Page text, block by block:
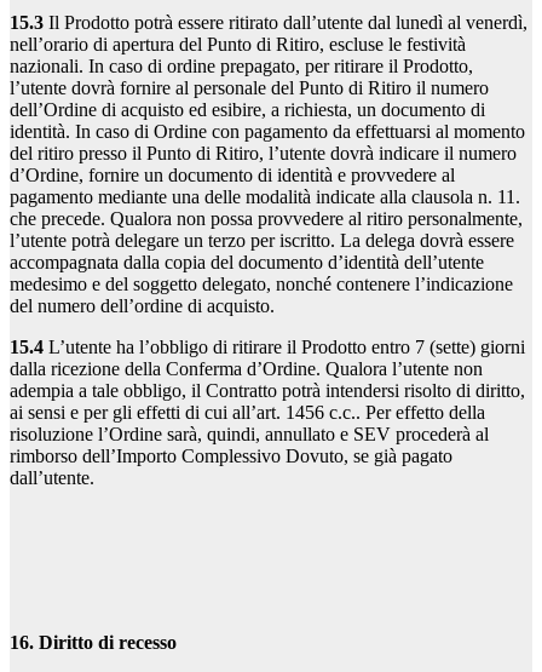
15.3 Il Prodotto potrà essere ritirato dall’utente dal lunedì al venerdì,
nell’orario di apertura del Punto di Ritiro, escluse le festività
nazionali. In caso di ordine prepagato, per ritirare il Prodotto,
l’utente dovrà fornire al personale del Punto di Ritiro il numero
dell’Ordine di acquisto ed esibire, a richiesta, un documento di
identità. In caso di Ordine con pagamento da effettuarsi al momento
del ritiro presso il Punto di Ritiro, l’utente dovrà indicare il numero
d’Ordine, fornire un documento di identità e provvedere al
pagamento mediante una delle modalità indicate alla clausola n. 11.
che precede. Qualora non possa provvedere al ritiro personalmente,
l’utente potrà delegare un terzo per iscritto. La delega dovrà essere
accompagnata dalla copia del documento d’identità dell’utente
medesimo e del soggetto delegato, nonché contenere l’indicazione
del numero dell’ordine di acquisto.
15.4 L’utente ha l’obbligo di ritirare il Prodotto entro 7 (sette) giorni
dalla ricezione della Conferma d’Ordine. Qualora l’utente non
adempia a tale obbligo, il Contratto potrà intendersi risolto di diritto,
ai sensi e per gli effetti di cui all’art. 1456 c.c.. Per effetto della
risoluzione l’Ordine sarà, quindi, annullato e SEV procederà al
rimborso dell’Importo Complessivo Dovuto, se già pagato
dall’utente.
16. Diritto di recesso